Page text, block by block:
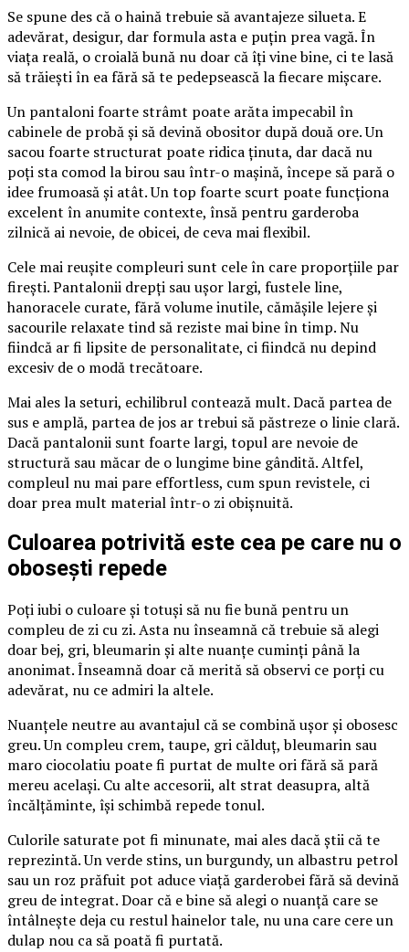
Se spune des că o haină trebuie să avantajeze silueta. E
adevărat, desigur, dar formula asta e puțin prea vagă. În
viața reală, o croială bună nu doar că îți vine bine, ci te lasă
să trăiești în ea fără să te pedepsească la fiecare mișcare.
Un pantaloni foarte strâmt poate arăta impecabil în
cabinele de probă și să devină obositor după două ore. Un
sacou foarte structurat poate ridica ținuta, dar dacă nu
poți sta comod la birou sau într-o mașină, începe să pară o
idee frumoasă și atât. Un top foarte scurt poate funcționa
excelent în anumite contexte, însă pentru garderoba
zilnică ai nevoie, de obicei, de ceva mai flexibil.
Cele mai reușite compleuri sunt cele în care proporțiile par
firești. Pantalonii drepți sau ușor largi, fustele line,
hanoracele curate, fără volume inutile, cămășile lejere și
sacourile relaxate tind să reziste mai bine în timp. Nu
fiindcă ar fi lipsite de personalitate, ci fiindcă nu depind
excesiv de o modă trecătoare.
Mai ales la seturi, echilibrul contează mult. Dacă partea de
sus e amplă, partea de jos ar trebui să păstreze o linie clară.
Dacă pantalonii sunt foarte largi, topul are nevoie de
structură sau măcar de o lungime bine gândită. Altfel,
compleul nu mai pare effortless, cum spun revistele, ci
doar prea mult material într-o zi obișnuită.
Culoarea potrivită este cea pe care nu o
obosești repede
Poți iubi o culoare și totuși să nu fie bună pentru un
compleu de zi cu zi. Asta nu înseamnă că trebuie să alegi
doar bej, gri, bleumarin și alte nuanțe cuminți până la
anonimat. Înseamnă doar că merită să observi ce porți cu
adevărat, nu ce admiri la altele.
Nuanțele neutre au avantajul că se combină ușor și obosesc
greu. Un compleu crem, taupe, gri călduț, bleumarin sau
maro ciocolatiu poate fi purtat de multe ori fără să pară
mereu același. Cu alte accesorii, alt strat deasupra, altă
încălțăminte, își schimbă repede tonul.
Culorile saturate pot fi minunate, mai ales dacă știi că te
reprezintă. Un verde stins, un burgundy, un albastru petrol
sau un roz prăfuit pot aduce viață garderobei fără să devină
greu de integrat. Doar că e bine să alegi o nuanță care se
întâlnește deja cu restul hainelor tale, nu una care cere un
dulap nou ca să poată fi purtată.